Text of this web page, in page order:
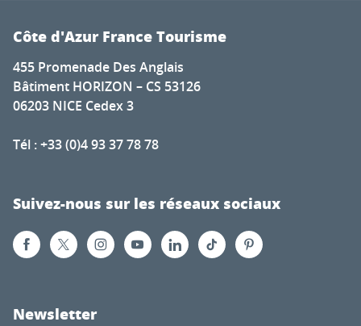
Côte d'Azur France Tourisme
455 Promenade Des Anglais
Bâtiment HORIZON – CS 53126
06203 NICE Cedex 3
Tél : +33 (0)4 93 37 78 78
Suivez-nous sur les réseaux sociaux
Newsletter